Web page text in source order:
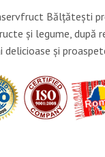
Bălţăteşti
şi legume, după
delicioase şi